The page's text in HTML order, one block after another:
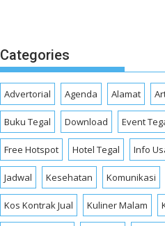
Categories
Advertorial Agenda Alamat
Buku Tegal Download Event
Free Hotspot Hotel Tegal Info
Jadwal Kesehatan Komunikasi
Kos Kontrak Jual Kuliner Malam